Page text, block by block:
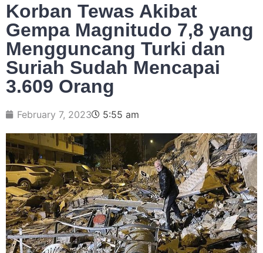
Korban Tewas Akibat
Gempa Magnitudo 7,8 yang
Mengguncang Turki dan
Suriah Sudah Mencapai
3.609 Orang
February 7, 2023 5:55 am